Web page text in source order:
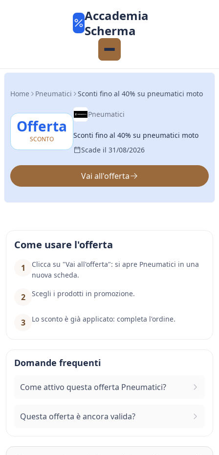
Accademia
Scherma
Home Pneumatici Sconti fino al 40% su pneumatici moto
Offerta
SCONTO
Pneumatici
Sconti fino al 40% su pneumatici moto
Scade il 31/08/2026
Vai all'offerta
Come usare l'offerta
1
Clicca su "Vai all'offerta": si apre Pneumatici in una
nuova scheda.
2 Scegli i prodotti in promozione.
3 Lo sconto è già applicato: completa l'ordine.
Domande frequenti
Come attivo questa offerta Pneumatici?
Questa offerta è ancora valida?